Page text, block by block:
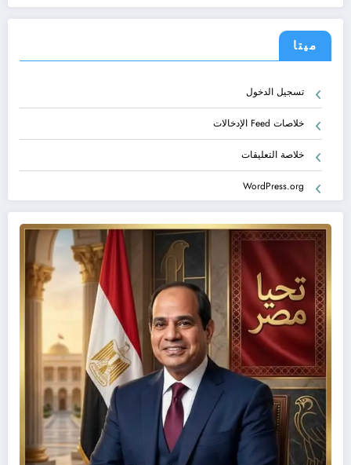
ميتا
تسجيل الدخول
خلاصات Feed الإدخالات
خلاصة التعليقات
WordPress.org